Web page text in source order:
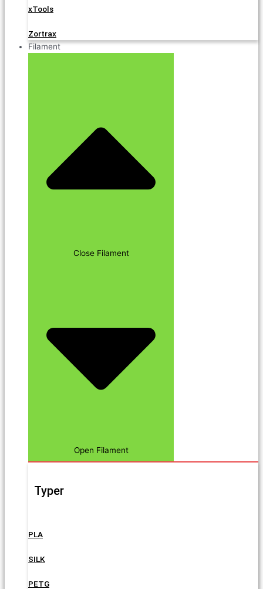
xTools
Zortrax
Filament
Close Filament
Open Filament
Typer
PLA
SILK
PETG